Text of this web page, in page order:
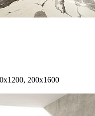
200x1600